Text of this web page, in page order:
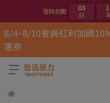
限時倒數 03
日
8/4~8/10會員紅利加碼
惠券